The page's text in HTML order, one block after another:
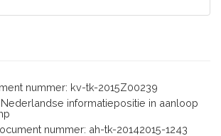
nummer: kv-tk-2015Z00239
informatiepositie in aanloop
nummer: ah-tk-20142015-1243